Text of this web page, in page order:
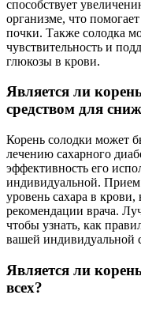
способствует
организме, что
почки. Также солодка
чувствительность и
глюкозы в крови.
Является ли
средством для
Корень солодки может
лечению сахарного
эффективность его
индивидуальной.
уровень сахара в
рекомендации врача.
чтобы узнать, как
вашей индивидуальной
Является ли
всех?